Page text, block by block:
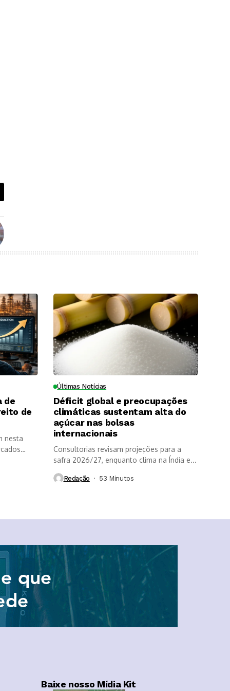
de
de
nesta
Últimas Notícias
Déficit global e preocupações
climáticas sustentam alta do
açúcar nas bolsas
internacionais
Consultorias revisam projeções para a
safra 2026/27, enquanto clima na Índia e...
Redação 53 Minutos ⁮
Baixe nosso Mídia Kit